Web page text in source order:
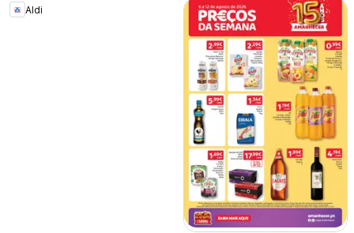
Aldi